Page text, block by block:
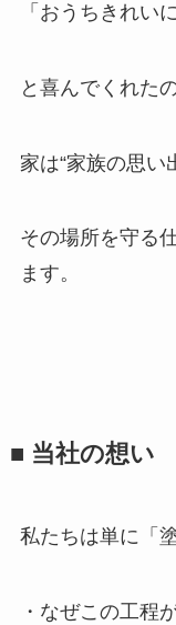
「おうちきれい
と喜んでくれた
家は“家族の思い
その場所を守る
ます。
■ 当社の想い
私たちは単に「
・なぜこの工程